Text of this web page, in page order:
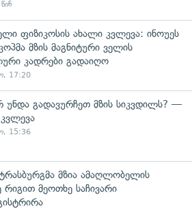
ფიზიკოსის ახალი კვლევა: ინოუეს
მზის მაგნიტური ველის
კადრები გადაიღო
17:20
გადავურჩეთ მზის სიკვდილს? —
15:36
მზია ამაღლობელის
რიგით მეოთხე საჩივარი